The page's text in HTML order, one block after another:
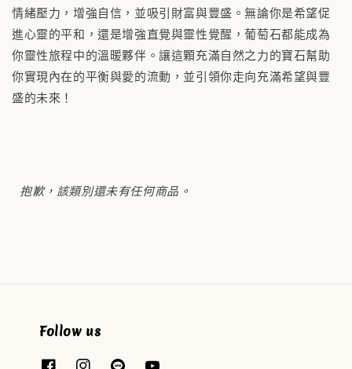
情緒壓力，增強自信，並吸引財富與豐盛。無論你是希望促
進心靈的平和，還是增強直覺與靈性覺醒，葡萄石都能成為
你靈性旅程中的溫暖夥伴。讓這顆充滿自然之力的寶石幫助
你實現內在的平衡與愛的流動，並引領你走向充滿希望與豐
盛的未來！
抱歉，該類別還未有任何商品。
Follow us